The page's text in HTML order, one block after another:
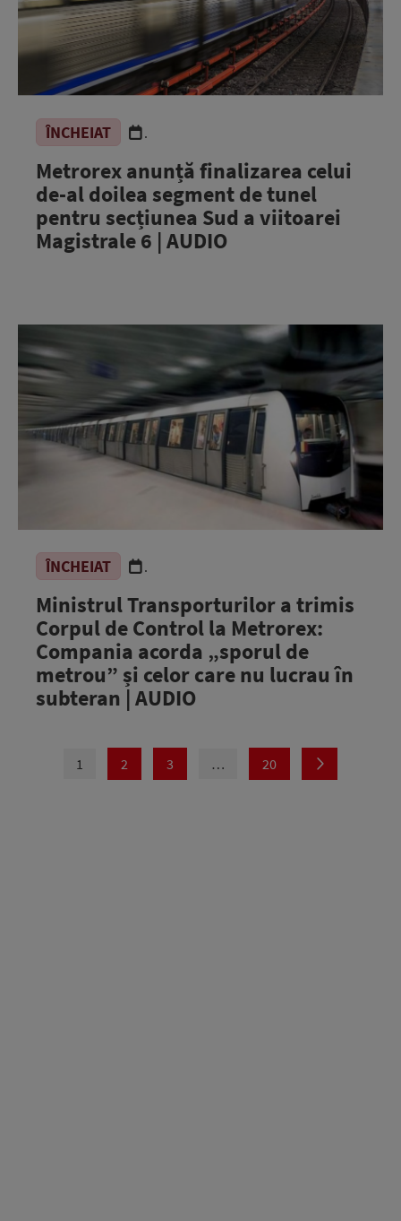
ÎNCHEIAT .
Metrorex anunță finalizarea celui
de-al doilea segment de tunel
pentru secțiunea Sud a viitoarei
Magistrale 6 | AUDIO
ÎNCHEIAT .
Ministrul Transporturilor a trimis
Corpul de Control la Metrorex:
Compania acorda „sporul de
metrou” și celor care nu lucrau în
subteran | AUDIO
1 2 3 … 20